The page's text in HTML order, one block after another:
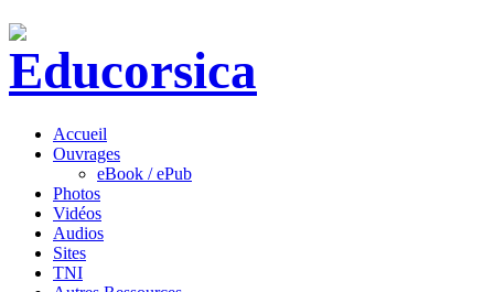
Accueil
Ouvrages
eBook / ePub
Photos
Vidéos
Audios
Sites
TNI